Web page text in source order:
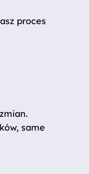
proces
same